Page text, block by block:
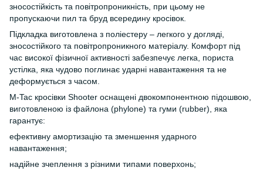
зносостійкість та повітропроникність, при цьому не
пропускаючи пил та бруд всередину кросівок.
Підкладка виготовлена з поліестеру – легкого у догляді,
зносостійкого та повітропроникного матеріалу. Комфорт під
час високої фізичної активності забезпечує легка, пориста
устілка, яка чудово поглинає ударні навантаження та не
деформується з часом.
M-Tac кросівки Shooter оснащені двокомпонентною підошвою,
виготовленою із файлона (phylone) та гуми (rubber), яка
гарантує:
ефективну амортизацію та зменшення ударного
навантаження;
надійне зчеплення з різними типами поверхонь;